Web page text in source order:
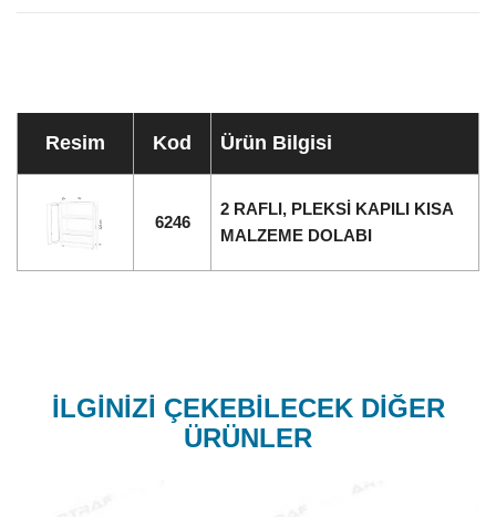
Resim Kod Ürün Bilgisi
6246
2 RAFLI, PLEKSİ KAPILI KISA
MALZEME DOLABI
İLGİNİZİ ÇEKEBİLECEK DİĞER
ÜRÜNLER